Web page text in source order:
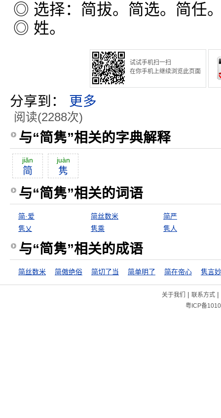
◎ 选择：简拔。简选。简任
◎ 姓。
试试手机扫一扫
在你手机上继续浏览此页面
分享到： 更多
阅读(2288次)
与“简隽”相关的字典解释
jiăn
简
juàn
隽
与“简隽”相关的词语
简·爱 简丝数米
简严
隽乂
隽乘 隽人
与“简隽”相关的成语
简丝数米 简傲绝俗 简切了当 简单明了 简在帝心 隽言
关于我们 | 联系方式|
粤ICP备